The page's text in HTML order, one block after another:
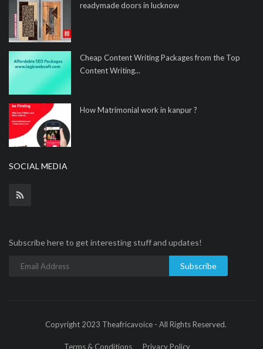
readymade doors in lucknow
Cheap Content Writing Packages from the Top
Content Writing...
How Matrimonial work in kanpur ?
SOCIAL MEDIA
Subscribe here to get interesting stuff and updates!
Subscribe
Copyright 2023 Theafricavoice - All Rights Reserved.
Terms & Conditions Privacy Policy